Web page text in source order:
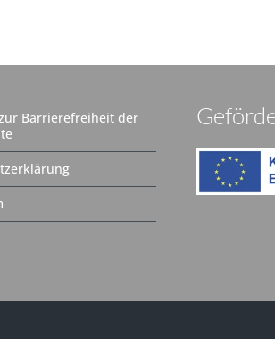
Barrierefreiheit der